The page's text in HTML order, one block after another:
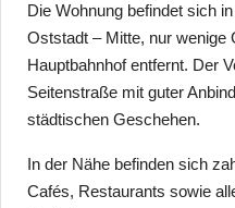
Die Wohnung befindet sich
Oststadt – Mitte, nur wenige
Hauptbahnhof entfernt. Der
Seitenstraße mit guter
städtischen Geschehen.
In der Nähe befinden sich
Cafés, Restaurants sowie